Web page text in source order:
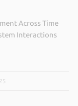
Across Time
Interactions